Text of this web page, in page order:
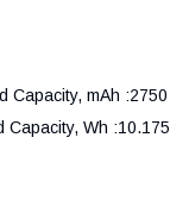
Capacity, mAh :2750
Capacity, Wh :10.175